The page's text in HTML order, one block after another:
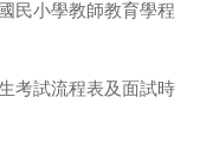
民小學教師教育學程
考試流程表及面試時